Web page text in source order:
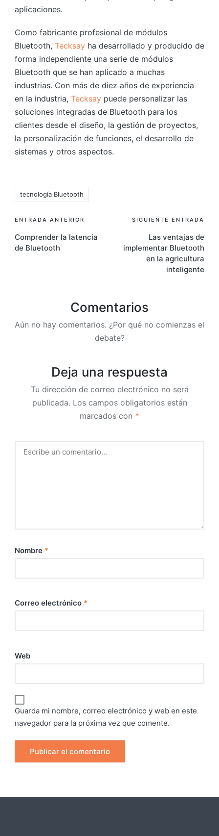
aplicaciones.
Como fabricante profesional de módulos
Bluetooth, Tecksay ha desarrollado y producido de
forma independiente una serie de módulos
Bluetooth que se han aplicado a muchas
industrias. Con más de diez años de experiencia
en la industria, Tecksay puede personalizar las
soluciones integradas de Bluetooth para los
clientes desde el diseño, la gestión de proyectos,
la personalización de funciones, el desarrollo de
sistemas y otros aspectos.
tecnología Bluetooth
Navegación
de
ENTRADA ANTERIOR
Comprender la latencia
de Bluetooth
SIGUIENTE ENTRADA
Las ventajas de
implementar Bluetooth
en la agricultura
inteligente
Comentarios
Aún no hay comentarios. ¿Por qué no comienzas el
debate?
Deja una respuesta
Tu dirección de correo electrónico no será
publicada. Los campos obligatorios están
marcados con *
Nombre *
Correo electrónico *
Web
Guarda mi nombre, correo electrónico y web en este
navegador para la próxima vez que comente.